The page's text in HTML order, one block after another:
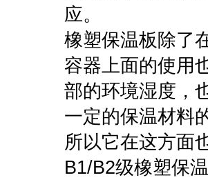
应。
橡塑保温板除了
容器上面的使用
部的环境湿度，
一定的保温材料
所以它在这方面
B1/B2级橡塑保